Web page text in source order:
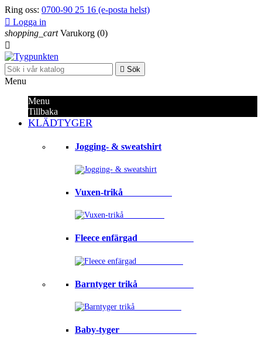
Ring oss: 0700-90 25 16 (e-posta helst)
 Logga in
shopping_cart Varukorg (0)

 Sök
Menu
Menu
Tillbaka
KLÄDTYGER
Jogging- & sweatshirt
Vuxen-trikå⠀⠀⠀⠀⠀⠀⠀
Fleece enfärgad⠀⠀⠀⠀⠀⠀⠀⠀
Barntyger trikå⠀⠀⠀⠀⠀⠀⠀⠀
Baby-tyger⠀⠀⠀⠀⠀⠀⠀⠀⠀⠀⠀